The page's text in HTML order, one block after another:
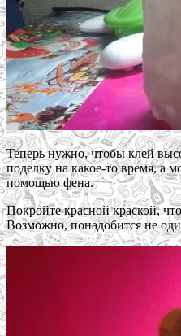
Теперь нужно, чтобы клей
поделку на какое-то время, а
помощью фена.
Покройте красной краской,
Возможно, понадобится не